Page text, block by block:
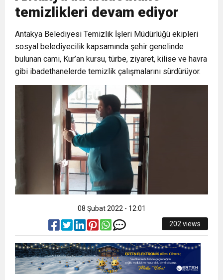
ve Onur Nişanesidir
6:19
CUMHURİYET BAYRAMI MESAJI
17:36 KURUMLAR VERGİSİ ERTELENDİ
DUYURUSU
CEYLANDERE’DE BAŞKAN EMRAH
KARAÇAY’A SEVGİ SELİ
BAŞKAN SAMİ ÜSTÜN’DEN
GÖNÜLLERE DOKUNAN ZİYARET
temizlikleri devam ediyor
Antakya Belediyesi Temizlik İşleri Müdürlüğü ekipleri
sosyal belediyecilik kapsamında şehir genelinde
bulunan cami, Kur’an kursu, türbe, ziyaret, kilise ve havra
gibi ibadethanelerde temizlik çalışmalarını sürdürüyor.
08 Şubat 2022 - 12:01
202 views